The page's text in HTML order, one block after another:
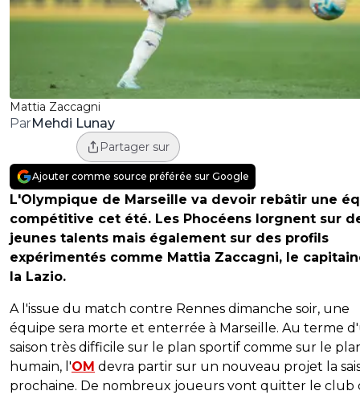
Mattia Zaccagni
ParMehdi Lunay
Partager sur
Ajouter comme source préférée sur Google
L'Olympique de Marseille va devoir rebâtir une
compétitive cet été. Les Phocéens lorgnent sur
jeunes talents mais également sur des profils
expérimentés comme Mattia Zaccagni, le
la Lazio.
A l'issue du match contre Rennes dimanche soir, une
équipe sera morte et enterrée à Marseille. Au terme
saison très difficile sur le plan sportif comme sur le
humain, l'OM devra partir sur un nouveau projet la
prochaine. De nombreux joueurs vont quitter le club